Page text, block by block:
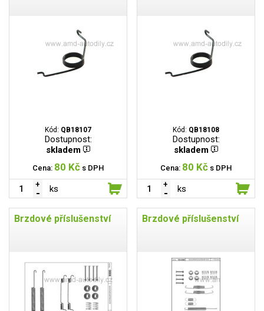
Kód: QB18107
Dostupnost:
skladem
Cena: 80 Kč s DPH
ks
Kód: QB18108
Dostupnost:
skladem
Cena: 80 Kč s DPH
ks
Brzdové příslušenství Brzdové příslušenství